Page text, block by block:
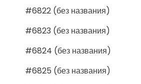
#6822 (без названия)
#6823 (без названия)
#6824 (без названия)
#6825 (без названия)